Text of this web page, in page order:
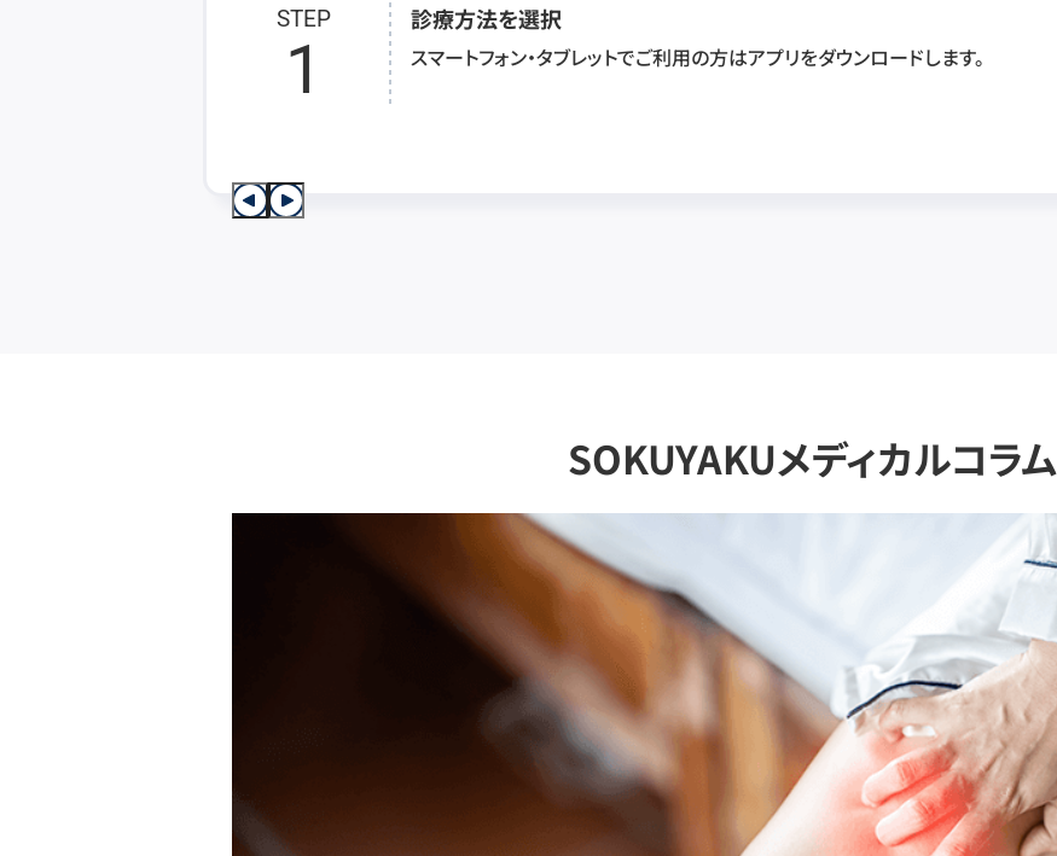
STEP
1
診療方法を選択
スマートフォン・タブレットでご利用の方はアプリをダウンロードします。
SOKUYAKUメディカルコラム